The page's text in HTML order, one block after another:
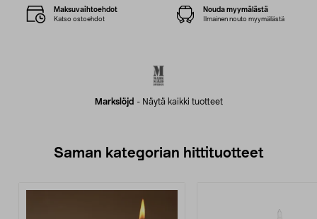
Markslöjd - Näytä kaikki tuotteet
Maksuvaihtoehdot
Katso ostoehdot
Nouda myymälästä
Ilmainen nouto myymälästä
Saman kategorian hittituotteet